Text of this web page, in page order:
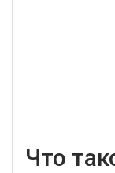
Что